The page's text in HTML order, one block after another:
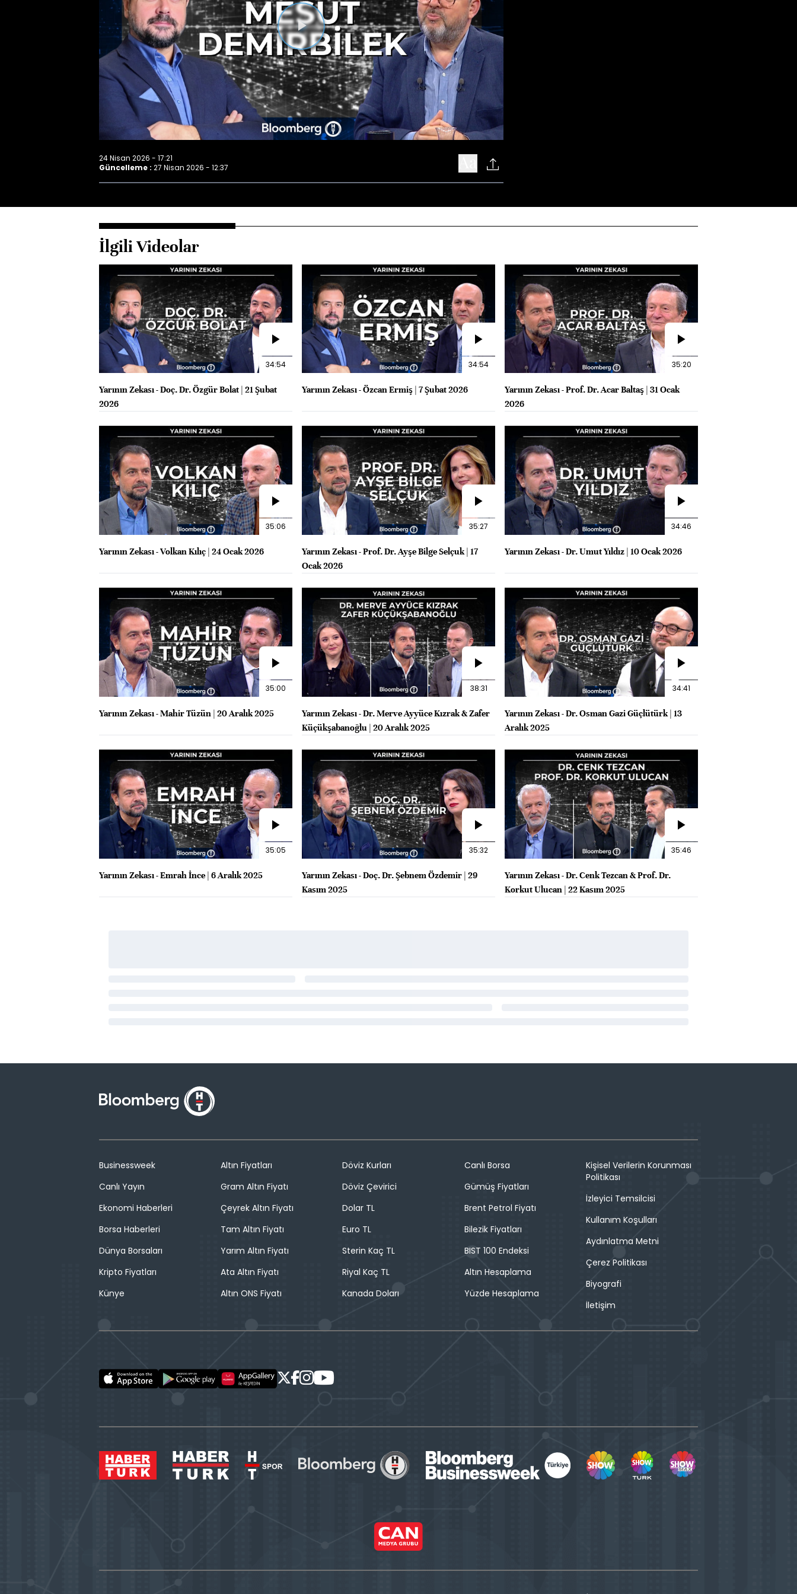
Videoyu
Oynat
24 Nisan 2026 - 17:21
Güncelleme : 27 Nisan 2026 - 12:37
İlgili Videolar
34:54
Yarının Zekası - Doç. Dr. Özgür Bolat | 21 Şubat
2026
34:54
Yarının Zekası - Özcan Ermiş | 7 Şubat 2026
35:20
Yarının Zekası - Prof. Dr. Acar Baltaş | 31 Ocak
2026
35:06
Yarının Zekası - Volkan Kılıç | 24 Ocak 2026
35:27
Yarının Zekası - Prof. Dr. Ayşe Bilge Selçuk | 17
Ocak 2026
34:46
Yarının Zekası - Dr. Umut Yıldız | 10 Ocak 2026
35:00
Yarının Zekası - Mahir Tüzün | 20 Aralık 2025
38:31
Yarının Zekası - Dr. Merve Ayyüce Kızrak & Zafer
Küçükşabanoğlu | 20 Aralık 2025
34:41
Yarının Zekası - Dr. Osman Gazi Güçlütürk | 13
Aralık 2025
35:05
Yarının Zekası - Emrah İnce | 6 Aralık 2025
35:32
Yarının Zekası - Doç. Dr. Şebnem Özdemir | 29
Kasım 2025
35:46
Yarının Zekası - Dr. Cenk Tezcan & Prof. Dr.
Korkut Ulucan | 22 Kasım 2025
Businessweek
Canlı Yayın
Ekonomi Haberleri
Borsa Haberleri
Dünya Borsaları
Kripto Fiyatları
Künye
Altın Fiyatları
Gram Altın Fiyatı
Çeyrek Altın Fiyatı
Tam Altın Fiyatı
Yarım Altın Fiyatı
Ata Altın Fiyatı
Altın ONS Fiyatı
Döviz Kurları
Döviz Çevirici
Dolar TL
Euro TL
Sterin Kaç TL
Riyal Kaç TL
Kanada Doları
Canlı Borsa
Gümüş Fiyatları
Brent Petrol Fiyatı
Bilezik Fiyatları
BIST 100 Endeksi
Altın Hesaplama
Yüzde Hesaplama
Kişisel Verilerin Korunması
Politikası
İzleyici Temsilcisi
Kullanım Koşulları
Aydınlatma Metni
Çerez Politikası
Biyografi
İletişim